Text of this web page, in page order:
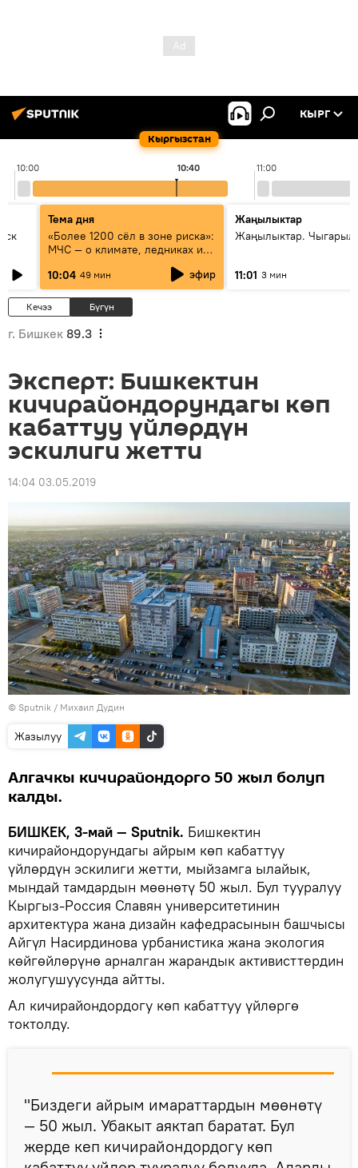
Кыргызстан
КЫРГ
10:00 11:00
10:40
Тема дня
«Более 1200 сёл в зоне риска»:
МЧС — о климате, ледниках и
населения
10:04 49 мин эфир
Жаңылыктар
Жаңылыктар.
11:01 3 мин
Кечээ Бүгүн
г. Бишкек 89.3
Эксперт: Бишкектин
кичирайондорундагы көп
кабаттуу үйлөрдүн
эскилиги жетти
14:04 03.05.2019
© Sputnik / Михаил Дудин
Жазылуу
Алгачкы кичирайондорго 50 жыл болуп
калды.
БИШКЕК, 3-май — Sputnik. Бишкектин
кичирайондорундагы айрым көп кабаттуу
үйлөрдүн эскилиги жетти, мыйзамга ылайык,
мындай тамдардын мөөнөтү 50 жыл. Бул тууралуу
Кыргыз-Россия Славян университетинин
архитектура жана дизайн кафедрасынын башчысы
Айгүл Насирдинова урбанистика жана экология
көйгөйлөрүнө арналган жарандык активисттердин
жолугушуусунда айтты.
Ал кичирайондордогу көп кабаттуу үйлөргө
токтолду.
"Биздеги айрым имараттардын мөөнөтү
— 50 жыл. Убакыт аяктап баратат. Бул
жерде кеп кичирайондордогу көп